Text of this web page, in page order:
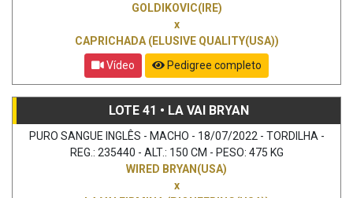
GOLDIKOVIC(IRE)
x
CAPRICHADA (ELUSIVE QUALITY(USA))
Vídeo
Pedigree completo
LOTE 41 • LA VAI BRYAN
PURO SANGUE INGLÊS - MACHO - 18/07/2022 - TORDILHA -
REG.: 235440 - ALT.: 150 CM - PESO: 475 KG
WIRED BRYAN(USA)
x